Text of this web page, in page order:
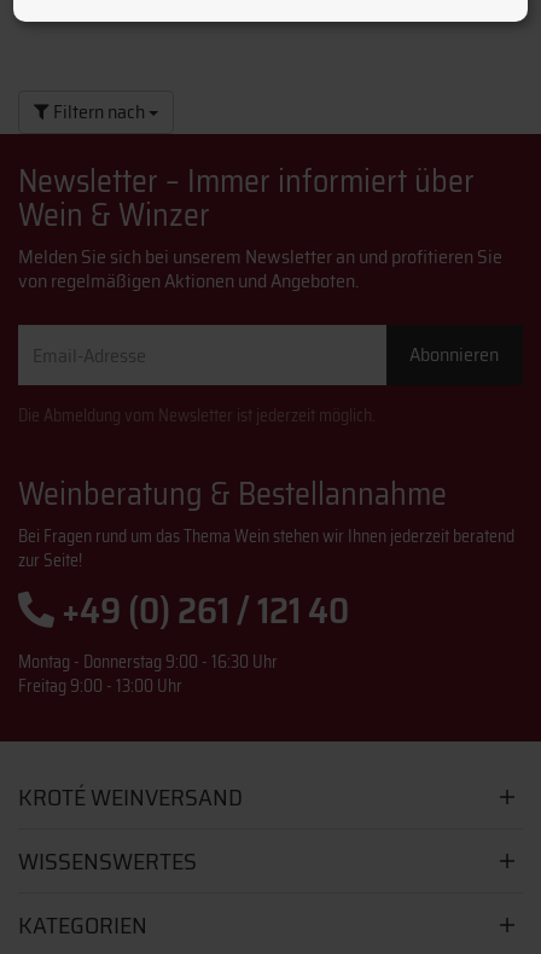
Filtern nach
Newsletter – Immer informiert über
Wein & Winzer
Melden Sie sich bei unserem Newsletter an und profitieren Sie
von regelmäßigen Aktionen und Angeboten.
Adresse
Abonnieren
Die Abmeldung vom Newsletter ist jederzeit möglich.
Weinberatung & Bestellannahme
Bei Fragen rund um das Thema Wein stehen wir Ihnen jederzeit beratend
zur Seite!
+49 (0) 261 / 121 40
Montag - Donnerstag 9:00 - 16:30 Uhr
Freitag 9:00 - 13:00 Uhr
KROTÉ WEINVERSAND
WISSENSWERTES
KATEGORIEN